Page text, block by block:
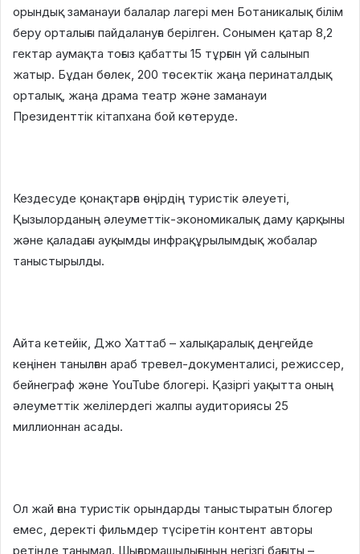
орындық заманауи балалар лагері мен Ботаникалық білім
беру орталығы пайдалануға берілген. Сонымен қатар 8,2
гектар аумақта тоғыз қабатты 15 тұрғын үй салынып
жатыр. Бұдан бөлек, 200 төсектік жаңа перинаталдық
орталық, жаңа драма театр және заманауи
Президенттік кітапхана бой көтеруде.
Кездесуде қонақтарға өңірдің туристік әлеуеті,
Қызылорданың әлеуметтік-экономикалық даму қарқыны
және қаладағы ауқымды инфрақұрылымдық жобалар
таныстырылды.
Айта кетейік, Джо Хаттаб – халықаралық деңгейде
кеңінен танылған араб тревел-документалисі, режиссер,
бейнеграф және YouTube блогері. Қазіргі уақытта оның
әлеуметтік желілердегі жалпы аудиториясы 25
миллионнан асады.
Ол жай ғана туристік орындарды таныстыратын блогер
емес, деректі фильмдер түсіретін контент авторы
ретінде танымал. Шығармашылығының негізгі бағыты –